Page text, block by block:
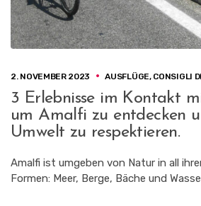
2. NOVEMBER 2023 AUSFLÜGE, CONSIGLI
3 Erlebnisse im Kontakt
um Amalfi zu entdecken
Umwelt zu respektieren.
Amalfi ist umgeben von Natur in all
Formen: Meer, Berge, Bäche und